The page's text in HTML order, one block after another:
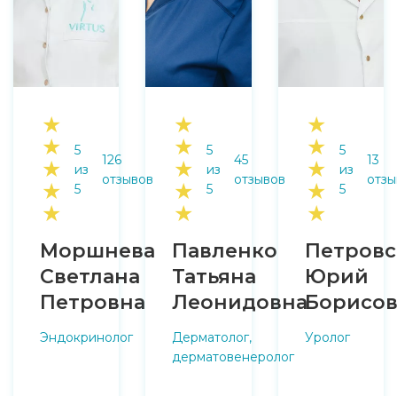
★
★
★
★
★
5
из
5
126
отзывов
Моршнева
Светлана
Петровна
Эндокринолог
★
★
★
★
★
5
из
5
45
отзывов
Павленко
Татьяна
Леонидовна
Дерматолог,
дерматовенеролог
★
★
★
★
★
5
из
5
13
Юрий
Уролог